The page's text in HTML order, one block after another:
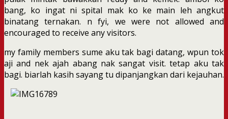
bang, ko ingat ni spital mak ko ke main leh angkut
binatang ternakan. n fyi, we were not allowed and
encouraged to receive any visitors.
my family members sume aku tak bagi datang, wpun tok
aji and nek ajah abang nak sangat visit. tetap aku tak
bagi. biarlah kasih sayang tu dipanjangkan dari kejauhan.